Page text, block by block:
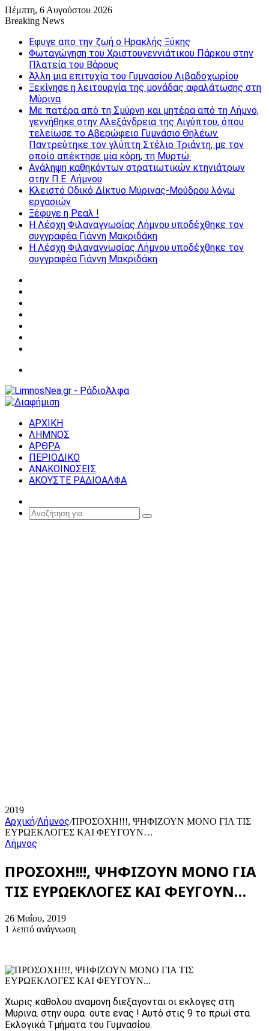
Πέμπτη, 6 Αυγούστου 2026
Breaking News
Εφυγε απο την ζωή o Ηρακλής Ξύκης
Φωταγώγηση του Χριστουγεννιάτικου Πάρκου στην
Πλατεία του Βάρους
Άλλη μια επιτυχία του Γυμνασίου Λιβαδοχωρίου
Ξεκίνησε η λειτουργία της μονάδας αφαλάτωσης στη
Μύρινα
Με πατέρα από τη Σμύρνη και μητέρα από τη Λήμνο,
γεννήθηκε στην Αλεξάνδρεια της Αιγύπτου, όπου
τελείωσε το Αβερώφειο Γυμνάσιο Θηλέων.
Παντρεύτηκε τον γλύπτη Στέλιο Τριάντη, με τον
οποίο απέκτησε μία κόρη, τη Μυρτώ.
Ανάληψη καθηκόντων στρατιωτικών κτηνιάτρων
στην Π.Ε. Λήμνου
Κλειστό Οδικό Δίκτυο Μύρινας-Μούδρου λόγω
εργασιών
Ξέφυγε η Ρεαλ !
Η Λέσχη Φιλαναγνωσίας Λήμνου υποδέχθηκε τον
συγγραφέα Γιάννη Μακριδάκη
Η Λέσχη Φιλαναγνωσίας Λήμνου υποδέχθηκε τον
συγγραφέα Γιάννη Μακριδάκη
ΑΡΧΙΚΗ
ΛΗΜΝΟΣ
ΑΡΘΡΑ
ΠΕΡΙΟΔΙΚΟ
ΑΝΑΚΟΙΝΩΣΕΙΣ
ΑΚΟΥΣΤΕ ΡΑΔΙΟΑΛΦΑ
Article
Αναζήτηση
2019
Αρχική/Λήμνος/ΠΡΟΣΟΧΗ!!!, ΨΗΦΙΖΟΥΝ ΜΟΝΟ ΓΙΑ ΤΙΣ
ΕΥΡΩΕΚΛΟΓΕΣ ΚΑΙ ΦΕΥΓΟΥΝ…
Λήμνος
ΠΡΟΣΟΧΗ!!!, ΨΗΦΙΖΟΥΝ ΜΟΝΟ ΓΙΑ
ΤΙΣ ΕΥΡΩΕΚΛΟΓΕΣ ΚΑΙ ΦΕΥΓΟΥΝ…
26 Μαΐου, 2019
1 λεπτό ανάγνωση
Χωρις καθολου αναμονη διεξαγονται οι εκλογες στη
Μυρινα. στην ουρα ουτε ενας ! Αυτό στις 9 το πρωί στα
Εκλογικά Τμήματα του Γυμνασίου.